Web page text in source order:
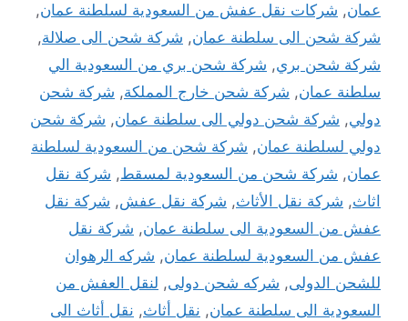
عمان, شركات نقل عفش من السعودية لسلطنة عمان,
شركة شحن الى سلطنة عمان, شركة شحن الى صلالة,
شركة شحن بري, شركة شحن بري من السعودية الي
سلطنة عمان, شركة شحن خارج المملكة, شركة شحن
دولي, شركة شحن دولي الى سلطنة عمان, شركة شحن
دولي لسلطنة عمان, شركة شحن من السعودية لسلطنة
عمان, شركة شحن من السعودية لمسقط, شركة نقل
اثاث, شركة نقل الأثاث, شركة نقل عفش, شركة نقل
عفش من السعودية الى سلطنة عمان, شركة نقل
عفش من السعودية لسلطنة عمان, شركه الرهوان
للشحن الدولى, شركه شحن دولى, لنقل العفش من
السعودية الى سلطنة عمان, نقل أثاث, نقل أثاث الى